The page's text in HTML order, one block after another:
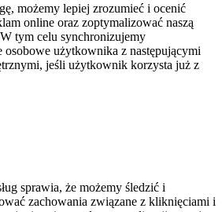
możemy lepiej zrozumieć i ocenić
online oraz zoptymalizować naszą
tym celu synchronizujemy
osobowe użytkownika z następującymi
jeśli użytkownik korzysta już z
sprawia, że możemy śledzić i
zachowania związane z kliknięciami i